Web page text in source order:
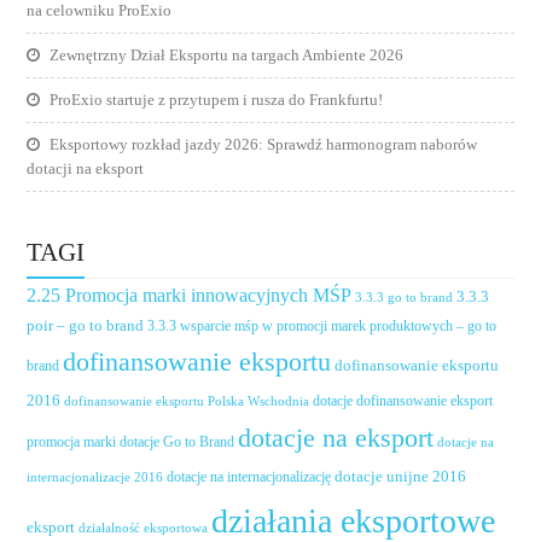
na celowniku ProExio
Zewnętrzny Dział Eksportu na targach Ambiente 2026
ProExio startuje z przytupem i rusza do Frankfurtu!
Eksportowy rozkład jazdy 2026: Sprawdź harmonogram naborów
dotacji na eksport
TAGI
2.25 Promocja marki innowacyjnych MŚP 3.3.3 go to brand 3.3.3
poir – go to brand 3.3.3 wsparcie mśp w promocji marek produktowych – go to
brand dofinansowanie eksportu dofinansowanie eksportu
2016 dofinansowanie eksportu Polska Wschodnia dotacje dofinansowanie eksport
promocja marki dotacje Go to Brand dotacje na eksport dotacje na
internacjonalizacje 2016 dotacje na internacjonalizację dotacje unijne 2016
eksport działalność eksportowa działania eksportowe